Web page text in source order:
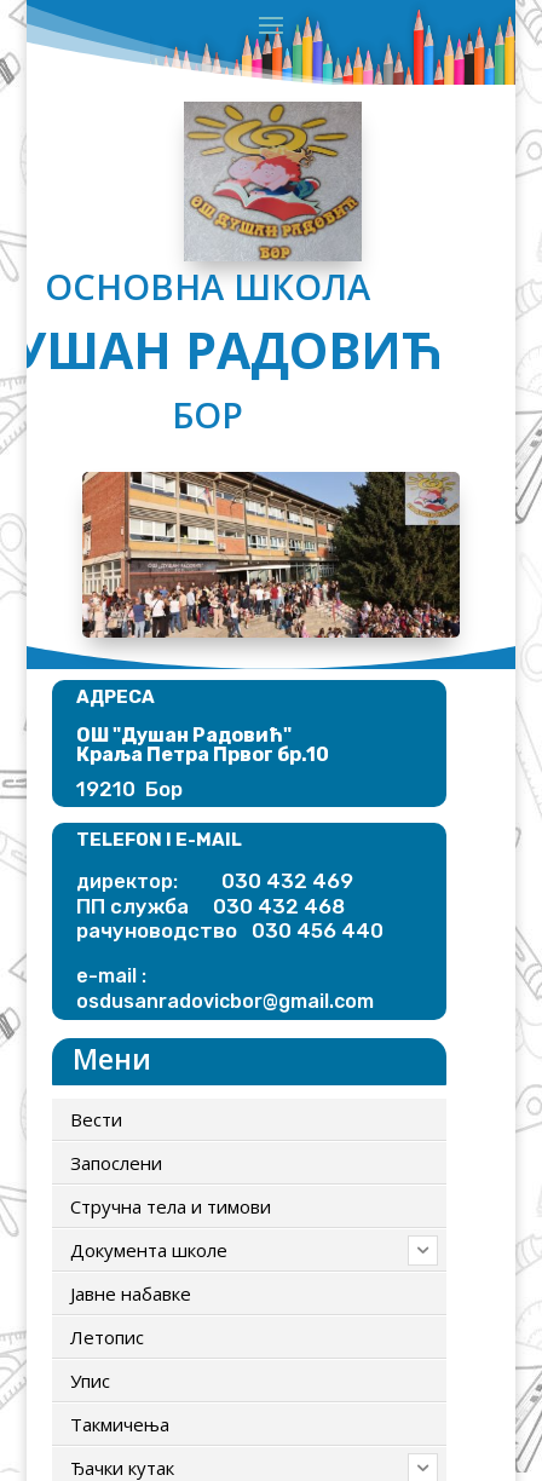
ОСНОВНА ШКОЛА
РАДОВИЋ
БОР
АДРЕСА
ОШ "Душан Радовић"​
Краља Петра Првог бр.10
19210 Бор
TELEFON I E-MAIL
директор: 030 432 469
ПП служба 030 432 468
рачуноводство 030 456 440
e-mail :
osdusanradovicbor@gmail.com
Мени
Вести
Запослени
Стручна тела и тимови
Документа школе
Јавне набавке
Летопис
Упис
Tакмичења
Ђачки кутак